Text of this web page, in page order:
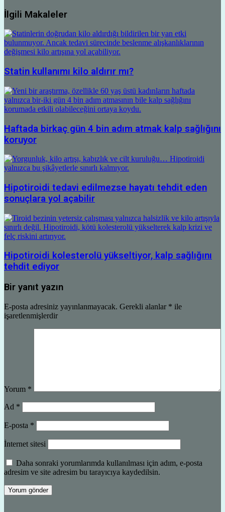
İlgili Makaleler
Statin kullanımı kilo aldırır mı?
Haftada birkaç gün 4 bin adım atmak kalp sağlığını
koruyor
Hipotiroidi tedavi edilmezse hayatı tehdit eden
sonuçlara yol açabilir
Hipotiroidi kolesterolü yükseltiyor, kalp sağlığını
tehdit ediyor
Bir yanıt yazın
E-posta adresiniz yayınlanmayacak. Gerekli alanlar * ile
işaretlenmişlerdir
Yorum *
Ad *
E-posta *
İnternet sitesi
Daha sonraki yorumlarımda kullanılması için adım, e-posta
adresim ve site adresim bu tarayıcıya kaydedilsin.